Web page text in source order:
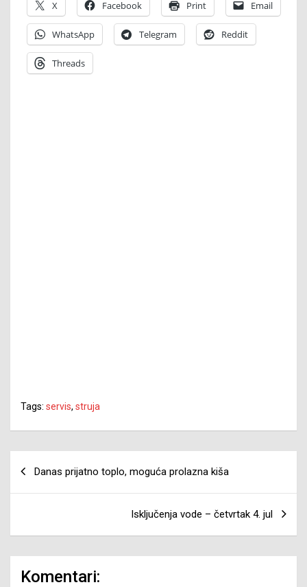
X Facebook Print Email
WhatsApp Telegram Reddit
Threads
Tags: servis, struja
članaka
Danas prijatno toplo, moguća prolazna kiša
Isključenja vode – četvrtak 4. jul
Komentari: